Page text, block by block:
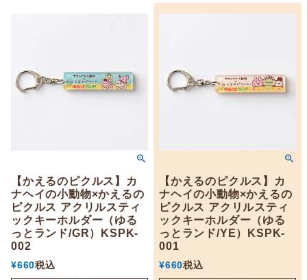
【かえるのピクルス】カ
ナヘイの小動物×かえるの
ピクルス アクリルスティ
ックキーホルダー（ゆる
っとランド/GR）KSPK-
002
¥660税込
【かえるのピクルス】カ
ナヘイの小動物×かえるの
ピクルス アクリルスティ
ックキーホルダー（ゆる
っとランド/YE）KSPK-
001
¥660税込